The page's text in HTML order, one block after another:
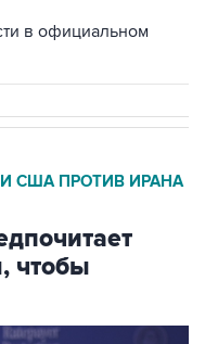
в официальном
США ПРОТИВ ИРАНА
чтобы